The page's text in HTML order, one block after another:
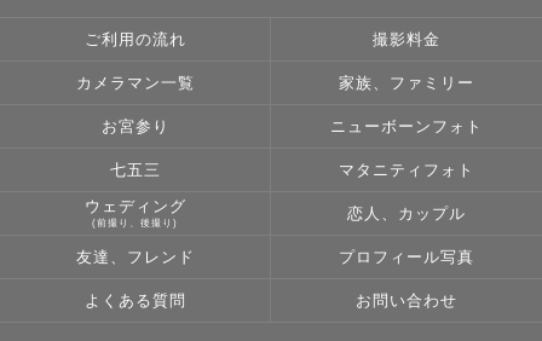
ご利用の流れ 撮影料金
カメラマン一覧 家族、ファミリー
お宮参り ニューボーンフォト
七五三 マタニティフォト
ウェディング
(前撮り、後撮り)
恋人、カップル
友達、フレンド プロフィール写真
よくある質問 お問い合わせ